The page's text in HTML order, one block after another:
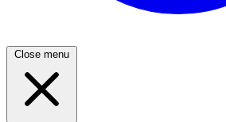
Close menu